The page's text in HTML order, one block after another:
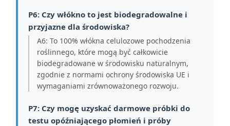
P6: Czy włókno to jest biodegradowalne i
przyjazne dla środowiska?
A6: To 100% włókna celulozowe pochodzenia
roślinnego, które mogą być całkowicie
biodegradowane w środowisku naturalnym,
zgodnie z normami ochrony środowiska UE i
wymaganiami zrównoważonego rozwoju.
P7: Czy mogę uzyskać darmowe próbki do
testu opóźniającego płomień i próby